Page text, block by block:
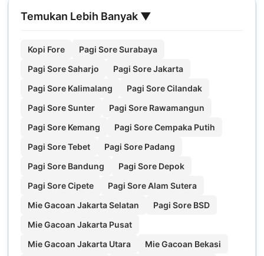
Temukan Lebih Banyak ▼
Kopi Fore
Pagi Sore Surabaya
Pagi Sore Saharjo
Pagi Sore Jakarta
Pagi Sore Kalimalang
Pagi Sore Cilandak
Pagi Sore Sunter
Pagi Sore Rawamangun
Pagi Sore Kemang
Pagi Sore Cempaka Putih
Pagi Sore Tebet
Pagi Sore Padang
Pagi Sore Bandung
Pagi Sore Depok
Pagi Sore Cipete
Pagi Sore Alam Sutera
Mie Gacoan Jakarta Selatan
Pagi Sore BSD
Mie Gacoan Jakarta Pusat
Mie Gacoan Jakarta Utara
Mie Gacoan Bekasi